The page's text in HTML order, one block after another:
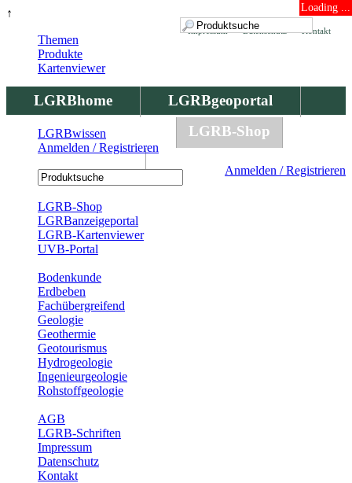
↑ Loading ...
Kontakt
Datenschutz
Impressum
LGRBhome
LGRBgeoportal
LGRBbohrungen
LGRB-Shop
Anmelden / Registrieren
Themen
Produkte
Kartenviewer
LGRBwissen
Anmelden / Registrieren
LGRB-Shop
LGRBanzeigeportal
LGRB-Kartenviewer
UVB-Portal
Bodenkunde
Erdbeben
Fachübergreifend
Geologie
Geothermie
Geotourismus
Hydrogeologie
Ingenieurgeologie
Rohstoffgeologie
AGB
LGRB-Schriften
Impressum
Datenschutz
Kontakt